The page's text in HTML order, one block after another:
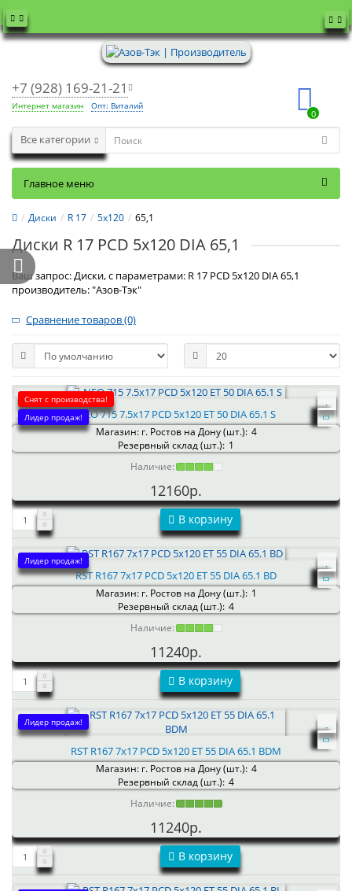
+7 (928) 169-21-21
Интернет магазин Опт: Виталий
0
Все категории
Главное меню
Диски R 17 5x120 65,1
Диски R 17 PCD 5x120 DIA 65,1
Ваш запрос: Диски, с параметрами: R 17 PCD 5x120 DIA 65,1
производитель: "Азов-Тэк"
Сравнение товаров (0)
Снят с производства!
Лидер продаж!NEO 715 7.5x17 PCD 5x120 ET 50 DIA 65.1 S
Магазин: г. Ростов на Дону (шт.): 4
Резервный склад (шт.): 1
Наличие:
12160р.
В корзину
Лидер продаж!
RST R167 7x17 PCD 5x120 ET 55 DIA 65.1 BD
Магазин: г. Ростов на Дону (шт.): 1
Резервный склад (шт.): 4
Наличие:
11240р.
В корзину
Лидер продаж!
RST R167 7x17 PCD 5x120 ET 55 DIA 65.1 BDM
Магазин: г. Ростов на Дону (шт.): 4
Резервный склад (шт.): 4
Наличие:
11240р.
В корзину